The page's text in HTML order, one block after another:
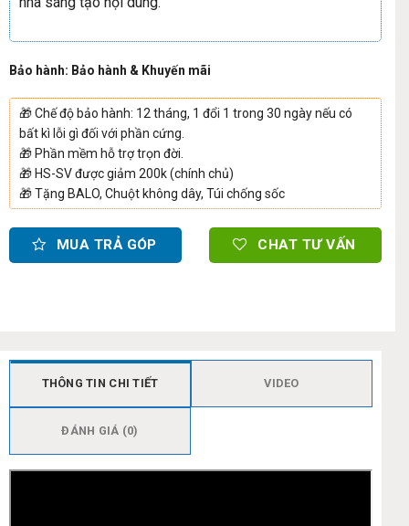
Bảo hành: Bảo hành & Khuyến mãi
🎁Chế độ bảo hành: 12 tháng, 1 đổi 1 trong 30 ngày nếu có
bất kì lỗi gì đối với phần cứng.
🎁 Phần mềm hỗ trợ trọn đời.
🎁 HS-SV được giảm 200k (chính chủ)
🎁Tặng BALO, Chuột không dây, Túi chống sốc
MUA TRẢ GÓP CHAT TƯ VẤN
THÔNG TIN CHI TIẾT VIDEO
ĐÁNH GIÁ (0)